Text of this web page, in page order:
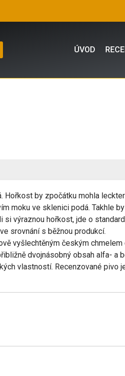
ÚVOD
Hořkost by zpočátku mohla
moku ve sklenici podá. Takhle
si výraznou hořkost, jde o
srovnání s běžnou produkcí.
vyšlechtěným českým
dvojnásobný obsah alfa-
vlastností. Recenzované pivo